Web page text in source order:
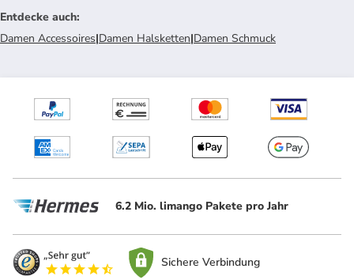
Entdecke auch:
Damen Accessoires|Damen Halsketten|Damen Schmuck
6.2 Mio. limango Pakete pro Jahr
Sichere Verbindung